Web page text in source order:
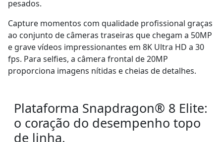
pesados.
Capture momentos com qualidade profissional graças
ao conjunto de câmeras traseiras que chegam a 50MP
e grave vídeos impressionantes em 8K Ultra HD a 30
fps. Para selfies, a câmera frontal de 20MP
proporciona imagens nítidas e cheias de detalhes.
Plataforma Snapdragon® 8 Elite:
o coração do desempenho topo
de linha.